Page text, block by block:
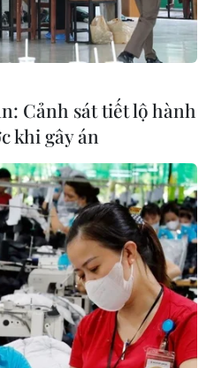
Cảnh sát tiết lộ hành
khi gây án